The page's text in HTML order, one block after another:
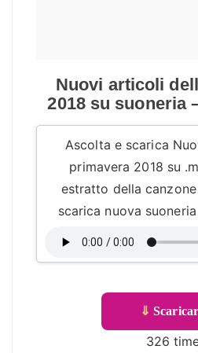
Nuovi articoli
2018 su suoneria
Ascolta e scarica
primavera 2018 su
estratto della
scarica nuova
⇓
326